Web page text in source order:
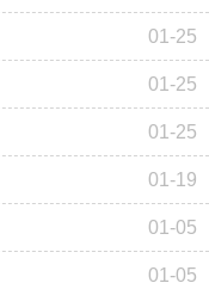
01-25
01-25
01-25
01-19
01-05
01-05